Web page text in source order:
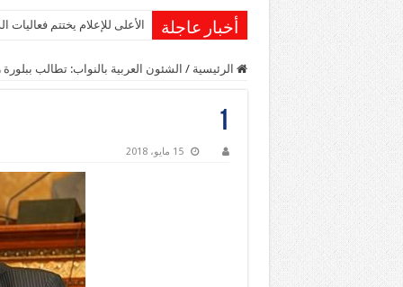
أخبار عاجلة الأعلى للإعلام يختتم فعاليات
الرئيسية / الشئون العربية بالنواب: تطالب
1
15 مايو، 2018